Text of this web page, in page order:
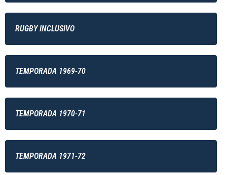
RUGBY INCLUSIVO
TEMPORADA 1969-70
TEMPORADA 1970-71
TEMPORADA 1971-72